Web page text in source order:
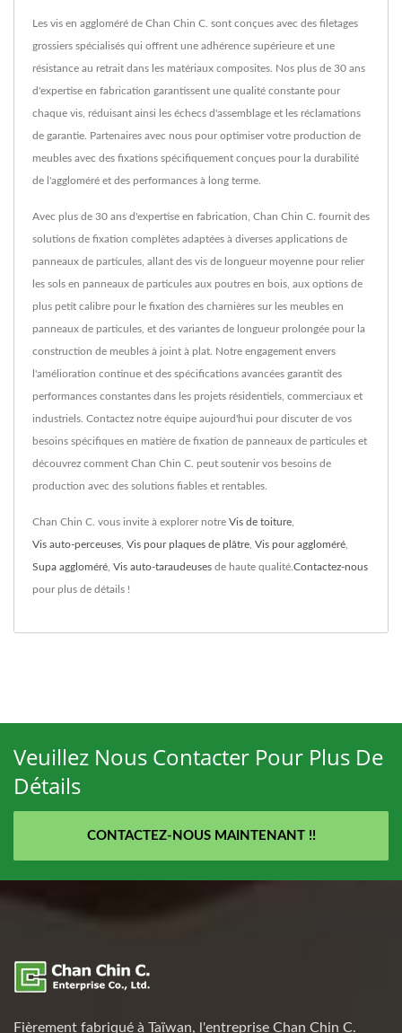
Les vis en aggloméré de Chan Chin C. sont conçues avec des filetages
grossiers spécialisés qui offrent une adhérence supérieure et une
résistance au retrait dans les matériaux composites. Nos plus de 30 ans
d'expertise en fabrication garantissent une qualité constante pour
chaque vis, réduisant ainsi les échecs d'assemblage et les réclamations
de garantie. Partenaires avec nous pour optimiser votre production de
meubles avec des fixations spécifiquement conçues pour la durabilité
de l'aggloméré et des performances à long terme.
Avec plus de 30 ans d'expertise en fabrication, Chan Chin C. fournit des
solutions de fixation complètes adaptées à diverses applications de
panneaux de particules, allant des vis de longueur moyenne pour relier
les sols en panneaux de particules aux poutres en bois, aux options de
plus petit calibre pour le fixation des charnières sur les meubles en
panneaux de particules, et des variantes de longueur prolongée pour la
construction de meubles à joint à plat. Notre engagement envers
l'amélioration continue et des spécifications avancées garantit des
performances constantes dans les projets résidentiels, commerciaux et
industriels. Contactez notre équipe aujourd'hui pour discuter de vos
besoins spécifiques en matière de fixation de panneaux de particules et
découvrez comment Chan Chin C. peut soutenir vos besoins de
production avec des solutions fiables et rentables.
Chan Chin C. vous invite à explorer notre Vis de toiture
Vis auto-perceuses Vis pour plaques de plâtre Vis pour aggloméré
Supa aggloméré Vis auto-taraudeuses de haute qualité. Contactez-nous
pour plus de détails !
Veuillez Nous Contacter Pour Plus De
Détails
CONTACTEZ-NOUS MAINTENANT !!
Fièrement fabriqué à Taïwan, l'entreprise Chan Chin C.